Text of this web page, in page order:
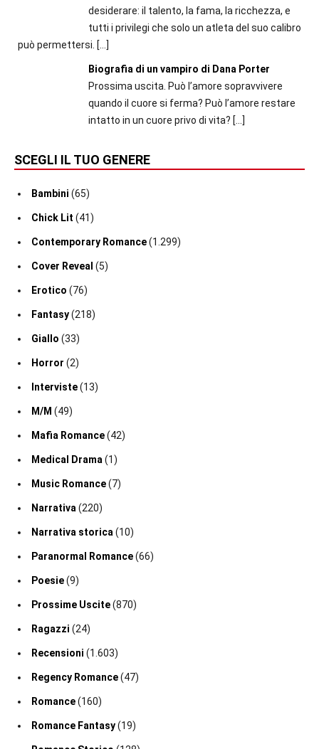
desiderare: il talento, la fama, la ricchezza, e
tutti i privilegi che solo un atleta del suo calibro
può permettersi. […]
Biografia di un vampiro di Dana Porter
Prossima uscita. Può l’amore sopravvivere
quando il cuore si ferma? Può l’amore restare
intatto in un cuore privo di vita? […]
SCEGLI IL TUO GENERE
Bambini (65)
Chick Lit (41)
Contemporary Romance(1.299)
Cover Reveal (5)
Erotico (76)
Fantasy(218)
Giallo (33)
Horror (2)
Interviste(13)
M/M (49)
Mafia Romance(42)
Medical Drama(1)
Music Romance(7)
Narrativa(220)
Narrativa storica(10)
Paranormal Romance(66)
Poesie(9)
Prossime Uscite(870)
Ragazzi (24)
Recensioni (1.603)
Regency Romance(47)
Romance(160)
Romance Fantasy(19)